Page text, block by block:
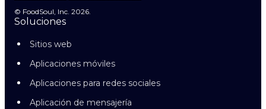
© FoodSoul, Inc. 2026.
Soluciones
Sitios web
Aplicaciones móviles
Aplicaciones para redes sociales
Aplicación de mensajería